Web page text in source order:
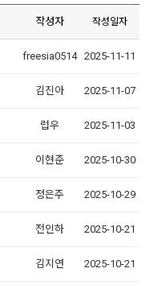
작성자 작성일자
freesia0514 2025-11-11
김진아 2025-11-07
럽우 2025-11-03
이현준 2025-10-30
정은주 2025-10-29
전인하 2025-10-21
김지연 2025-10-21